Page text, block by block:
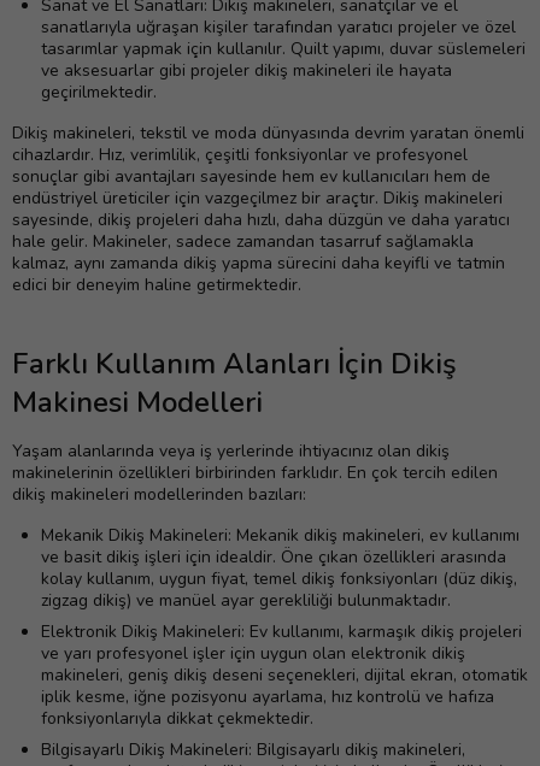
Sanat ve El Sanatları: Dikiş makineleri, sanatçılar ve el
sanatlarıyla uğraşan kişiler tarafından yaratıcı projeler ve özel
tasarımlar yapmak için kullanılır. Quilt yapımı, duvar süslemeleri
ve aksesuarlar gibi projeler dikiş makineleri ile hayata
geçirilmektedir.
Dikiş makineleri, tekstil ve moda dünyasında devrim yaratan önemli
cihazlardır. Hız, verimlilik, çeşitli fonksiyonlar ve profesyonel
sonuçlar gibi avantajları sayesinde hem ev kullanıcıları hem de
endüstriyel üreticiler için vazgeçilmez bir araçtır. Dikiş makineleri
sayesinde, dikiş projeleri daha hızlı, daha düzgün ve daha yaratıcı
hale gelir. Makineler, sadece zamandan tasarruf sağlamakla
kalmaz, aynı zamanda dikiş yapma sürecini daha keyifli ve tatmin
edici bir deneyim haline getirmektedir.
Farklı Kullanım Alanları İçin Dikiş
Makinesi Modelleri
Yaşam alanlarında veya iş yerlerinde ihtiyacınız olan dikiş
makinelerinin özellikleri birbirinden farklıdır. En çok tercih edilen
dikiş makineleri modellerinden bazıları:
Mekanik Dikiş Makineleri: Mekanik dikiş makineleri, ev kullanımı
ve basit dikiş işleri için idealdir. Öne çıkan özellikleri arasında
kolay kullanım, uygun fiyat, temel dikiş fonksiyonları (düz dikiş,
zigzag dikiş) ve manüel ayar gerekliliği bulunmaktadır.
Elektronik Dikiş Makineleri: Ev kullanımı, karmaşık dikiş projeleri
ve yarı profesyonel işler için uygun olan elektronik dikiş
makineleri, geniş dikiş deseni seçenekleri, dijital ekran, otomatik
iplik kesme, iğne pozisyonu ayarlama, hız kontrolü ve hafıza
fonksiyonlarıyla dikkat çekmektedir.
Bilgisayarlı Dikiş Makineleri: Bilgisayarlı dikiş makineleri,